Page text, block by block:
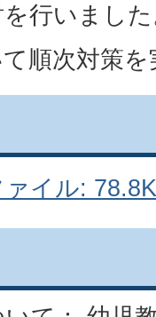
行いまし
順次対策
イル: